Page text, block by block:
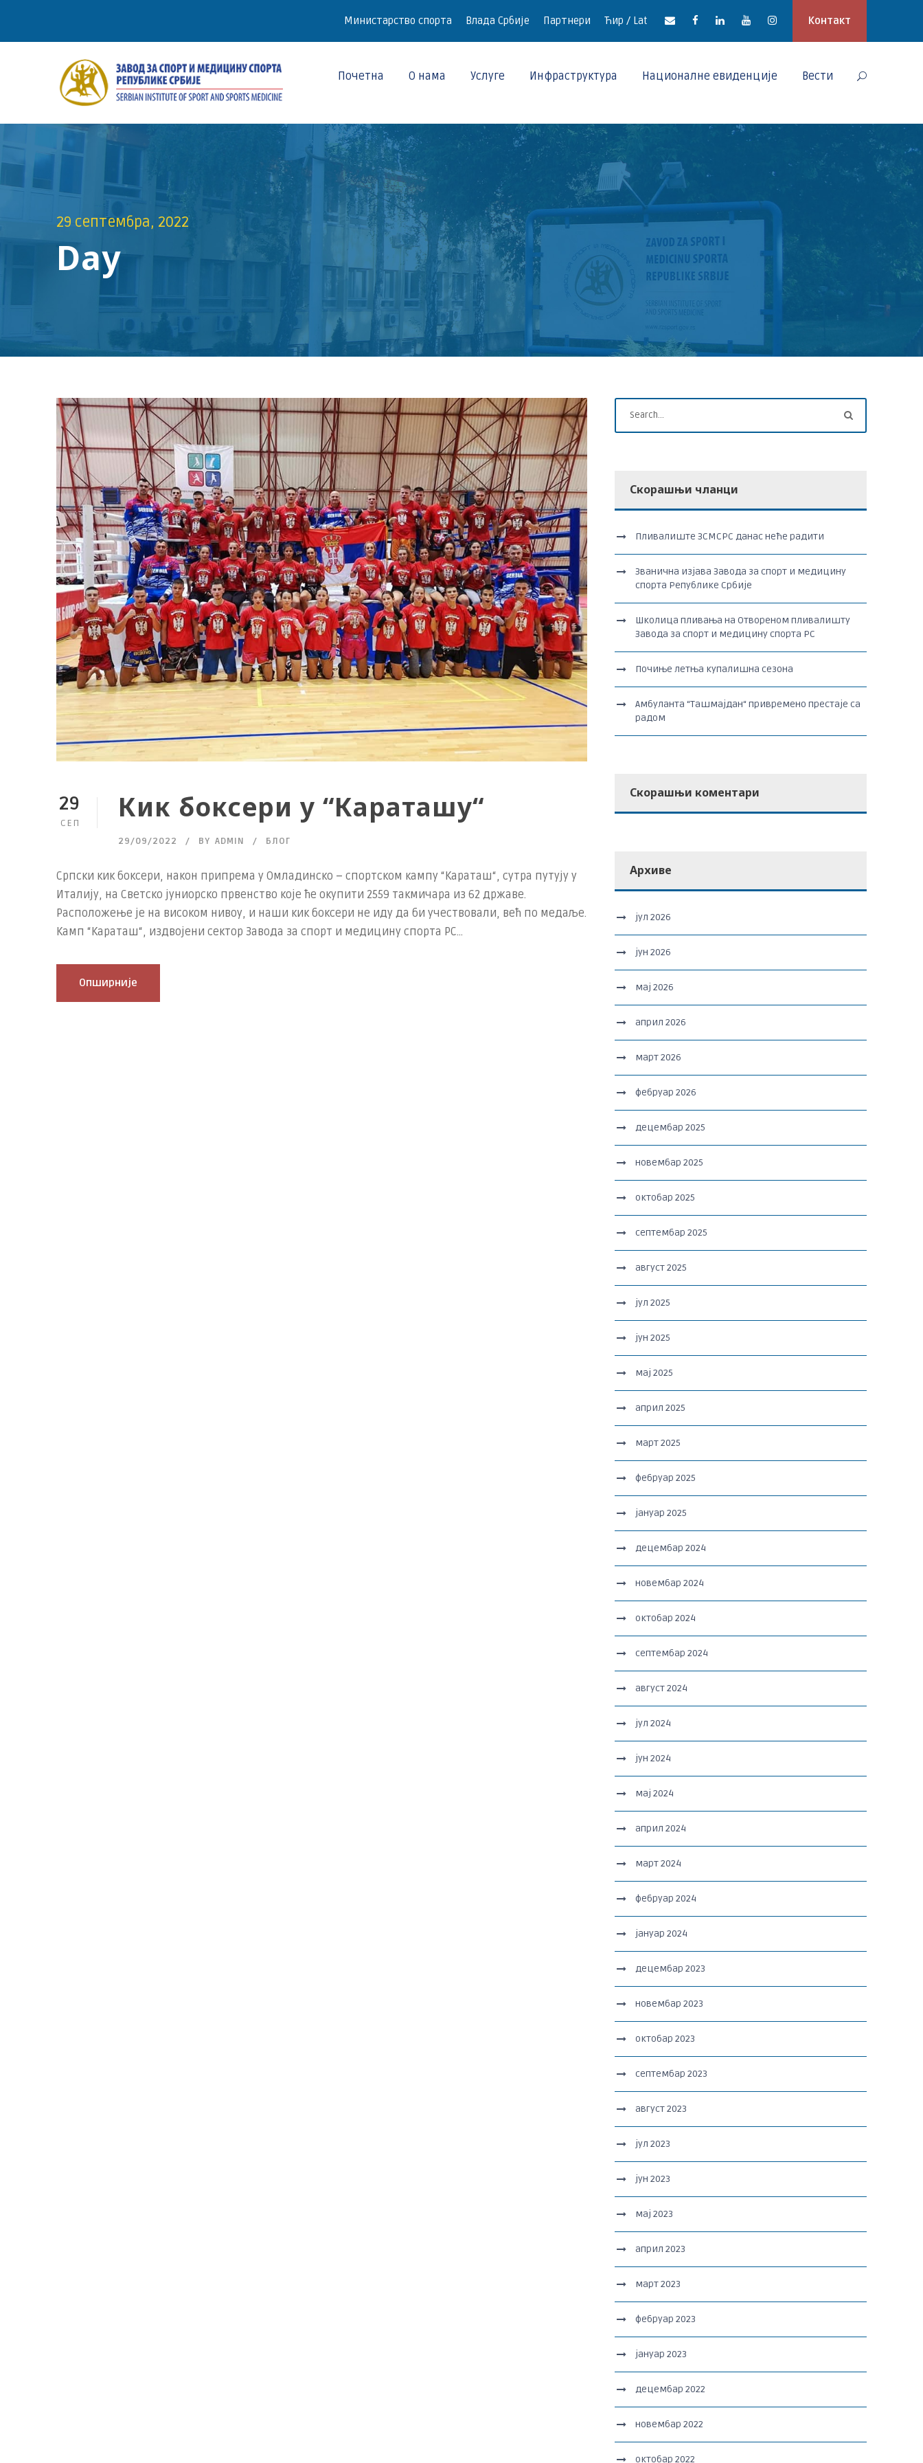
Министарство спорта Влада Србије Партнери Ћир / Lat Контакт
Почетна О нама Услуге Инфраструктура Националне евиденције Вести
29 септембра, 2022
Day
29
СЕП Кик боксери у “Караташу“
29/09/2022 BY ADMIN БЛОГ
Српски кик боксери, након припрема у Омладинско – спортском кампу “Караташ“, сутра путују у
Италију, на Светско јуниорско првенство које ће окупити 2559 такмичара из 62 државе.
Расположење је на високом нивоу, и наши кик боксери не иду да би учествовали, већ по медаље.
Камп “Караташ“, издвојени сектор Завода за спорт и медицину спорта РС...
Опширније
Скорашњи чланци
Пливалиште ЗСМСРС данас неће радити
Званична изјава Завода за спорт и медицину
спорта Републике Србије
Школица пливања на Отвореном пливалишту
Завода за спорт и медицину спорта РС
Почиње летња купалишна сезона
Амбуланта “Ташмајдан“ привремено престаје са
радом
Скорашњи коментари
Архиве
јул 2026
јун 2026
мај 2026
април 2026
март 2026
фебруар 2026
децембар 2025
новембар 2025
октобар 2025
септембар 2025
август 2025
јул 2025
јун 2025
мај 2025
април 2025
март 2025
фебруар 2025
јануар 2025
децембар 2024
новембар 2024
октобар 2024
септембар 2024
август 2024
јул 2024
јун 2024
мај 2024
април 2024
март 2024
фебруар 2024
јануар 2024
децембар 2023
новембар 2023
октобар 2023
септембар 2023
август 2023
јул 2023
јун 2023
мај 2023
април 2023
март 2023
фебруар 2023
јануар 2023
децембар 2022
новембар 2022
октобар 2022